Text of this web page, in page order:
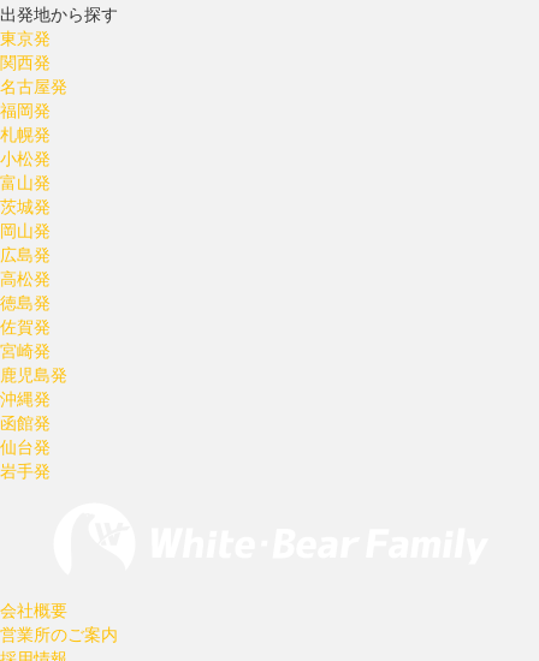
出発地から探す
東京発
関西発
名古屋発
福岡発
札幌発
小松発
富山発
茨城発
岡山発
広島発
高松発
徳島発
佐賀発
宮崎発
鹿児島発
沖縄発
函館発
仙台発
岩手発
会社概要
営業所のご案内